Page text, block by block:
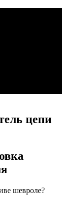
цепи